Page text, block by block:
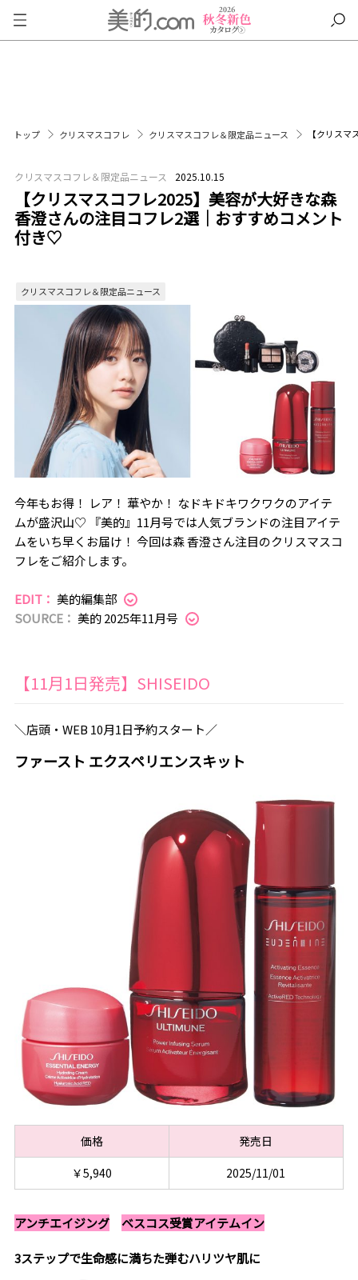
トップ クリスマスコフレ クリスマスコフレ＆限定品ニュース 【クリス
クリスマスコフレ＆限定品ニュース 2025.10.15
【クリスマスコフレ2025】美容が大好きな森
香澄さんの注目コフレ2選｜おすすめコメント
付き♡
クリスマスコフレ＆限定品ニュース
今年もお得！ レア！ 華やか！ なドキドキワクワクのアイテ
ムが盛沢山♡ 『美的』11月号では人気ブランドの注目アイテ
ムをいち早くお届け！ 今回は森 香澄さん注目のクリスマスコ
フレをご紹介します。
EDIT： 美的編集部
SOURCE： 美的 2025年11月号
【11月1日発売】SHISEIDO
＼店頭・WEB 10月1日予約スタート／
ファースト エクスペリエンスキット
価格
発売日
￥5,940
2025/11/01
アンチエイジング ベスコス受賞アイテムイン
3ステップで生命感に満ちた弾むハリツヤ肌に